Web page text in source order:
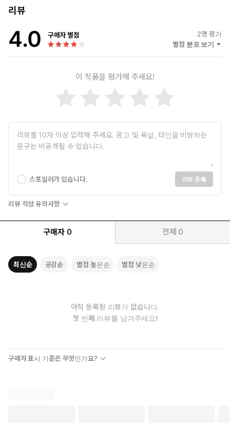
▶ 『더 코인 THE COIN』 | 성상현 지음 | 21세기북스 | 2026년 1
이 책은 정답을 제시하지 않는다. 대신 기준을 제시한다. 시장은 늘
변하고, 사람마다 환경도 다 다르다. 그럼에도 불구하고 흔들리지 않
하나하나 짚어보며, 자신의 투자 방식을 점검해보길 바란다. 그리고
시장의 소음이 아니라 자신의 기준으로 판단하는 투자자가 되기를
바란다. 이기는 투자는 결국 원칙을 반복하는 사람에게 돌아오는 결
과다. __9쪽
내가 보기에 투자의 기본이 되는 이론은 전체 투자에서 30% 정도
다. 기본적인 공부라는 것은 지식을 쌓기 위한 행위가 아니라, 내 판
단력을 키우기 위한 토대이기 때문이다. 결국 투자는 판단의 게임이
고, 판단을 하려면 정보가 필요하다. 문제는 그 정보를 혼자서 다 만
들어낼 수는 없다는 데 있다. (…) 그럼 나머지 70%는 뭘까? 인풋을
받아들이고 걸러내는 작업, 그리고 그 결과를 실제 투자로 실행하는
이 완성된다. __46~47쪽
냐’다. 지속적으로 성장하고 있는데 주가만 20~30%씩 빠졌다면 그
때야말로 절호의 매수 기회인 것이다. 이걸 모르고 단순히 ‘빠진다’는
리뷰
4.0 구매자 별점 2명 평가
별점 분포 보기
이 작품을 평가해 주세요!
스포일러가 있습니다. 리뷰 등록
리뷰 작성 유의사항
구매자 0 전체 0
최신순 공감순 별점 높은순 별점 낮은순
아직 등록된 리뷰가 없습니다.
첫 번째 리뷰를 남겨주세요!
구매자 표시 기준은 무엇인가요?